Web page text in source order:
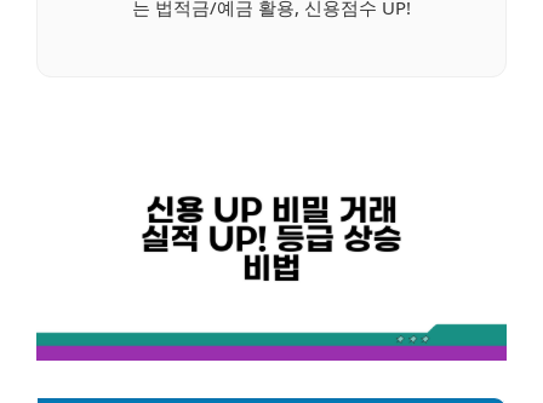
는 법적금/예금 활용, 신용점수 UP!